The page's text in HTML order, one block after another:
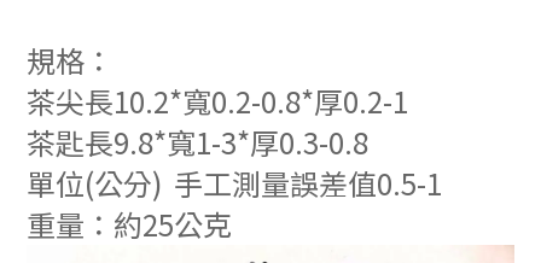
規格：
茶尖長10.2*寬0.2-0.8*厚0.2-1
茶匙長9.8*寬1-3*厚0.3-0.8
單位(公分) 手工測量誤差值0.5-1
重量：約25公克